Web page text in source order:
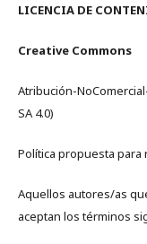
LICENCIA DE
Creative Commons
Atribución-
SA 4.0)
Política propuesta
Aquellos autores/as
aceptan los términos